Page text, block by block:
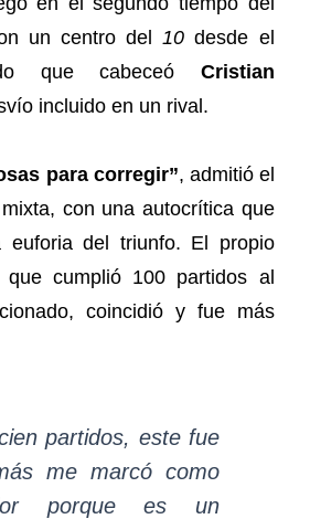
un centro del10 desde el
que cabeceó Cristian
incluido en un rival.
para corregir”, admitió el
con una autocrítica que
euforia del triunfo. El propio
que cumplió 100 partidos al
coincidió y fue más
partidos, este fue
me marcó como
porque es un